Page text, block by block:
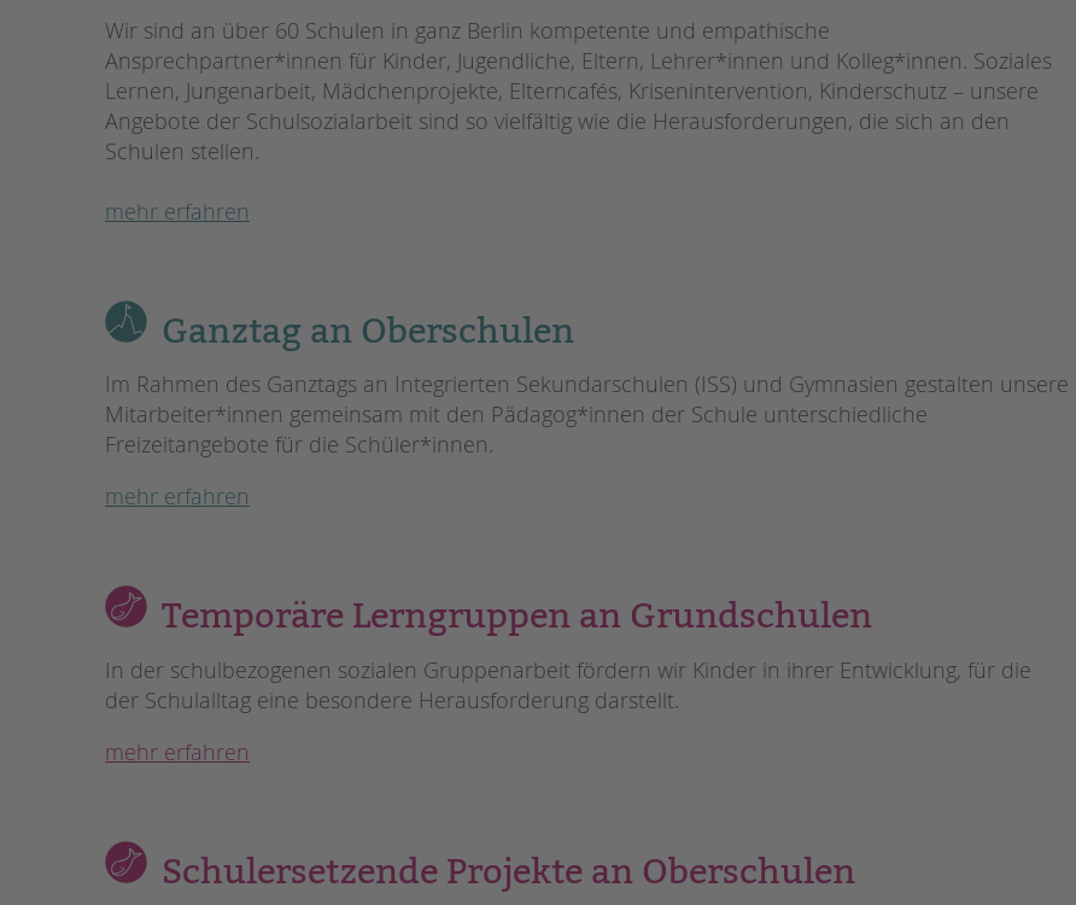
Wir sind an über 60 Schulen in ganz Berlin kompetente und empathische
Ansprechpartner*innen für Kinder, Jugendliche, Eltern, Lehrer*innen und Kolleg*innen. Soziales
Lernen, Jungenarbeit, Mädchenprojekte, Elterncafés, Krisenintervention, Kinderschutz – unsere
Angebote der Schulsozialarbeit sind so vielfältig wie die Herausforderungen, die sich an den
Schulen stellen.
mehr erfahren
Ganztag an Oberschulen
Im Rahmen des Ganztags an Integrierten Sekundarschulen (ISS) und Gymnasien gestalten unsere
Mitarbeiter*innen gemeinsam mit den Pädagog*innen der Schule unterschiedliche
Freizeitangebote für die Schüler*innen.
mehr erfahren
Temporäre Lerngruppen an Grundschulen
In der schulbezogenen sozialen Gruppenarbeit fördern wir Kinder in ihrer Entwicklung, für die
der Schulalltag eine besondere Herausforderung darstellt.
mehr erfahren
Schulersetzende Projekte an Oberschulen